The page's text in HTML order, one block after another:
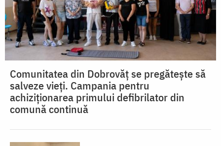
Comunitatea din Dobrovăț se pregătește să
salveze vieți. Campania pentru
achiziționarea primului defibrilator din
comună continuă